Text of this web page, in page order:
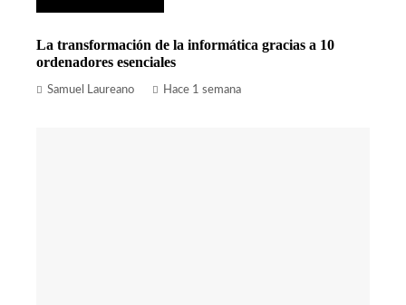
La transformación de la informática gracias a 10
ordenadores esenciales
Samuel Laureano Hace 1 semana